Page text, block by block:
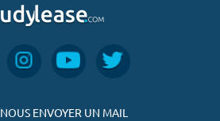
NOUS ENVOYER UN MAIL